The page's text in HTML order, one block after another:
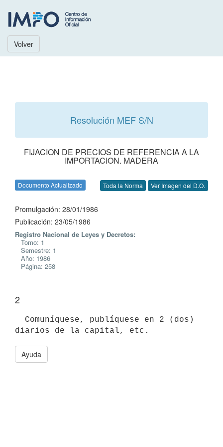
Volver
Resolución MEF S/N
FIJACION DE PRECIOS DE REFERENCIA A LA
IMPORTACION. MADERA
Documento Actualizado Toda la Norma Ver Imagen del D.O.
Promulgación: 28/01/1986
Publicación: 23/05/1986
Registro Nacional de Leyes y Decretos:
Tomo: 1
Semestre: 1
Año: 1986
Página: 258
2
Ayuda